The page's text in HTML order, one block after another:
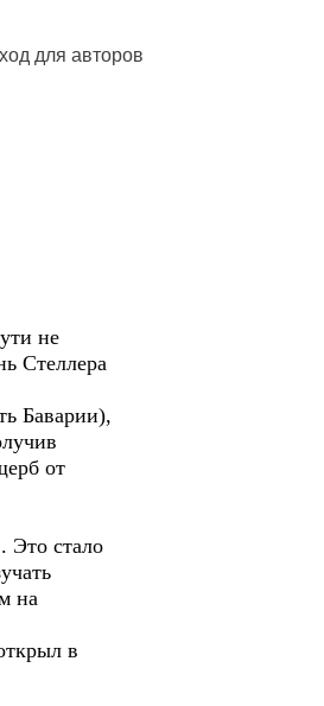
для авторов
не
Стеллера
Баварии),
от
Это стало
на
в